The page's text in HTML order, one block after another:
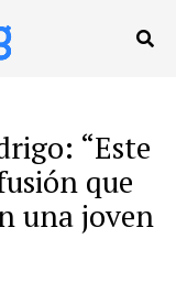
“Este
que
una joven